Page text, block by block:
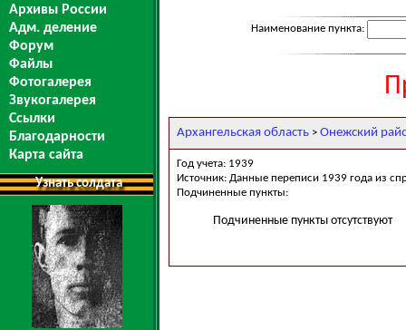
Архивы России
Адм. деление
Форум
Файлы
Фотогалерея
Звукогалерея
Ссылки
Благодарности
Карта сайта
Узнать солдата
Наименование пункта:
Архангельская область > Онежский
Год учета: 1939
Источник: Данные переписи 1939 года из
Подчиненные пункты:
Подчиненные пункты отсутствуют